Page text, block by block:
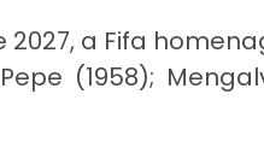
a Fifa
(1958);